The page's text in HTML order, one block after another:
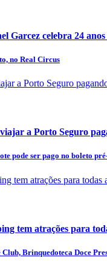
Garcez celebra 24 anos
no Real Circus
a Porto Seguro
pode ser pago no boleto
tem atrações para
Brinquedoteca Doce